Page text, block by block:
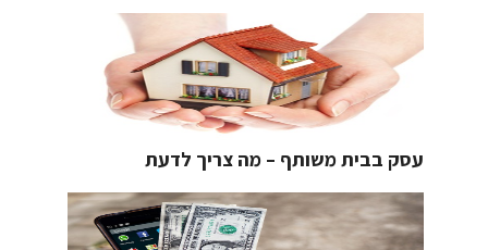
עסק בבית משותף – מה צריך לדעת